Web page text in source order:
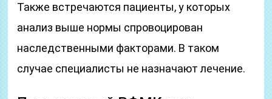
Также встречаются пациенты, у которых
анализ выше нормы спровоцирован
наследственными факторами. В таком
случае специалисты не назначают лечение.